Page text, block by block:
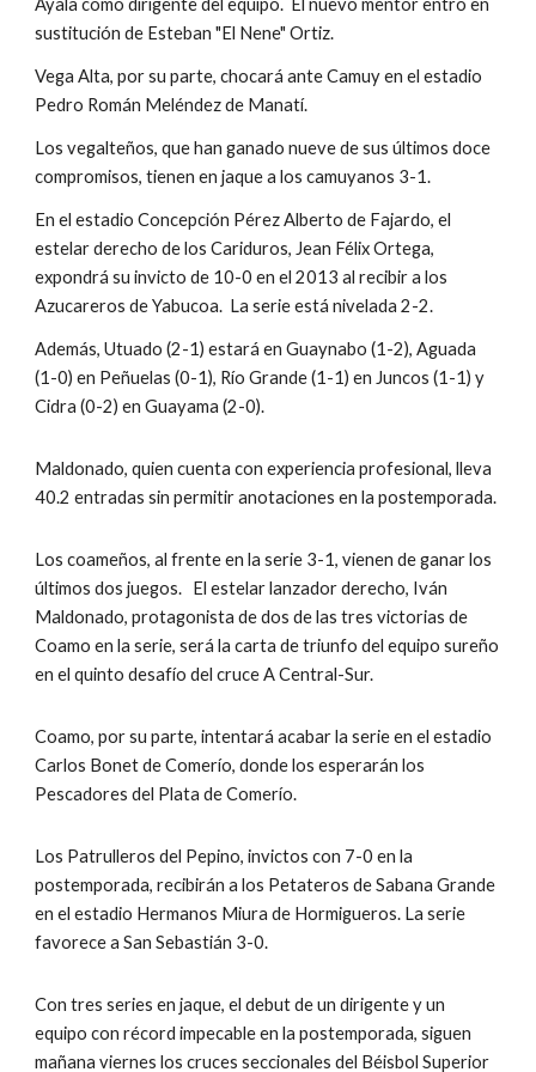
Ayala como dirigente del equipo.  El nuevo mentor entró en
sustitución de Esteban "El Nene" Ortiz.
Vega Alta, por su parte, chocará ante Camuy en el estadio
Pedro Román Meléndez de Manatí.
Los vegalteños, que han ganado nueve de sus últimos doce
compromisos, tienen en jaque a los camuyanos 3-1.
En el estadio Concepción Pérez Alberto de Fajardo, el
estelar derecho de los Cariduros, Jean Félix Ortega,
expondrá su invicto de 10-0 en el 2013 al recibir a los
Azucareros de Yabucoa.  La serie está nivelada 2-2.
Además, Utuado (2-1) estará en Guaynabo (1-2), Aguada
(1-0) en Peñuelas (0-1), Río Grande (1-1) en Juncos (1-1) y
Cidra (0-2) en Guayama (2-0).
Maldonado, quien cuenta con experiencia profesional, lleva
Los coameños, al frente en la serie 3-1, vienen de ganar los
últimos dos juegos.   El estelar lanzador derecho, Iván
Maldonado, protagonista de dos de las tres victorias de
Coamo en la serie, será la carta de triunfo del equipo sureño
en el quinto desafío del cruce A Central-Sur.
Coamo, por su parte, intentará acabar la serie en el estadio
Carlos Bonet de Comerío, donde los esperarán los
Pescadores del Plata de Comerío.
Los Patrulleros del Pepino, invictos con 7-0 en la
postemporada, recibirán a los Petateros de Sabana Grande
en el estadio Hermanos Miura de Hormigueros. La serie
favorece a San Sebastián 3-0.
Con tres series en jaque, el debut de un dirigente y un
equipo con récord impecable en la postemporada, siguen
mañana viernes los cruces seccionales del Béisbol Superior